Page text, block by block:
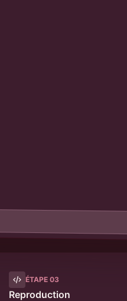
ÉTAPE 03
Reproduction